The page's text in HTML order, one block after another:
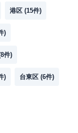
港区 (15件)
)
8件)
) 台東区 (6件)